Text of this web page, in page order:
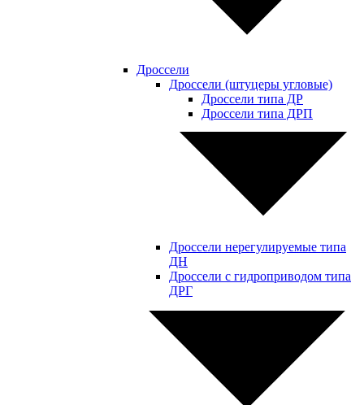
Дроссели
Дроссели (штуцеры угловые)
Дроссели типа ДР
Дроссели типа ДРП
Дроссели нерегулируемые типа
ДН
Дроссели с гидроприводом типа
ДРГ